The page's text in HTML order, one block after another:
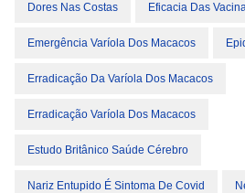
Dores Nas Costas Eficacia Das
Emergência Varíola Dos Macacos
Erradicação Da Varíola Dos Macacos
Erradicação Varíola Dos Macacos
Estudo Britânico Saúde Cérebro
Nariz Entupido É Sintoma De Covid